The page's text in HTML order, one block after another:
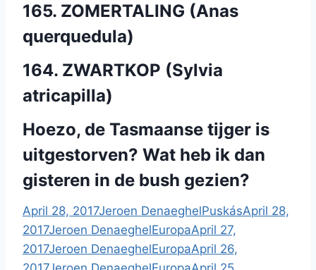
165. ZOMERTALING (Anas
querquedula)
164. ZWARTKOP (Sylvia
atricapilla)
Hoezo, de Tasmaanse tijger is
uitgestorven? Wat heb ik dan
gisteren in de bush gezien?
April 28, 2017Jeroen DenaeghelPuskásApril 28,
2017Jeroen DenaeghelEuropaApril 27,
2017Jeroen DenaeghelEuropaApril 26,